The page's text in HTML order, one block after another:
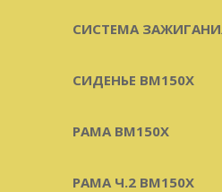
СИСТЕМА
СИДЕНЬЕ BM150X
РАМА BM150X
РАМА Ч.2 BM150X